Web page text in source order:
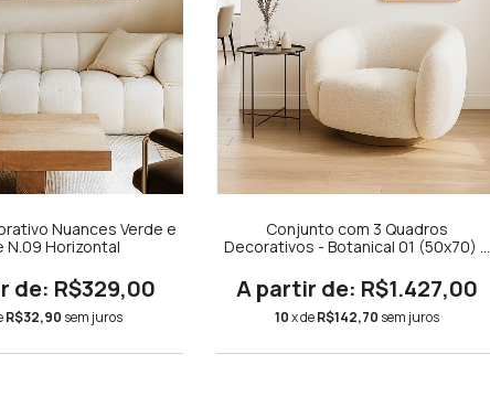
Nuances Verde e
N.09 Horizontal
R$329,00
R$32,90 sem juros
Conjunto com 3 Quadros
Decorativos - Botanical 01 (50x70) +
Geometric Modern Laranja, Rosa e
Roxo Quadrado (42x42)
R$1.427,00
10x deR$142,70 sem juros